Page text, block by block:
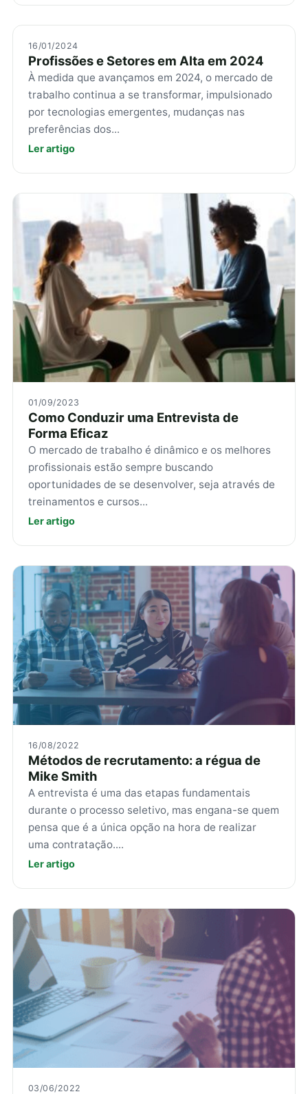
16/01/2024
Profissões e Setores em Alta em 2024
À medida que avançamos em 2024, o mercado de
trabalho continua a se transformar, impulsionado
por tecnologias emergentes, mudanças nas
preferências dos...
Ler artigo
01/09/2023
Como Conduzir uma Entrevista de
Forma Eficaz
O mercado de trabalho é dinâmico e os melhores
profissionais estão sempre buscando
oportunidades de se desenvolver, seja através de
treinamentos e cursos...
Ler artigo
16/08/2022
Métodos de recrutamento: a régua de
Mike Smith
A entrevista é uma das etapas fundamentais
durante o processo seletivo, mas engana-se quem
pensa que é a única opção na hora de realizar
uma contratação....
Ler artigo
03/06/2022